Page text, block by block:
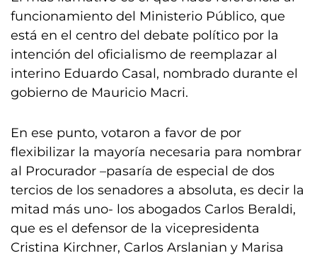
funcionamiento del Ministerio Público, que
está en el centro del debate político por la
intención del oficialismo de reemplazar al
interino Eduardo Casal, nombrado durante el
gobierno de Mauricio Macri.
En ese punto, votaron a favor de por
flexibilizar la mayoría necesaria para nombrar
al Procurador –pasaría de especial de dos
tercios de los senadores a absoluta, es decir la
mitad más uno- los abogados Carlos Beraldi,
que es el defensor de la vicepresidenta
Cristina Kirchner, Carlos Arslanian y Marisa